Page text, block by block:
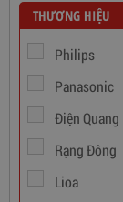
Dây Cáp Điện 1
THƯƠNG HIỆU
Philips
Panasonic
Điện Quang
Rạng Đông
Lioa